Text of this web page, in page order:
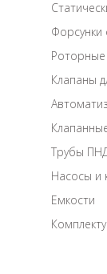
Форсунки
Роторные
Клапаны
Трубы
Насосы и
Емкости